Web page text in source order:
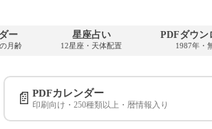
ー
月齢
星座占い
12星座・天体配置
PDFダウン
1987年・
📄 PDFカレンダー
印刷向け・250種類以上・暦情報入り